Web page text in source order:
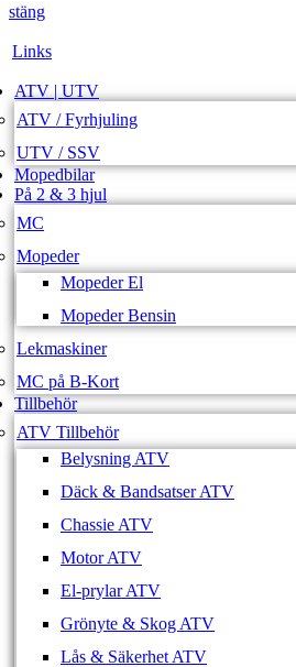
stäng
Links
ATV | UTV
ATV / Fyrhjuling
UTV / SSV
Mopedbilar
På 2 & 3 hjul
MC
Mopeder
Mopeder El
Mopeder Bensin
Lekmaskiner
MC på B-Kort
Tillbehör
ATV Tillbehör
Belysning ATV
Däck & Bandsatser ATV
Chassie ATV
Motor ATV
El-prylar ATV
Grönyte & Skog ATV
Lås & Säkerhet ATV